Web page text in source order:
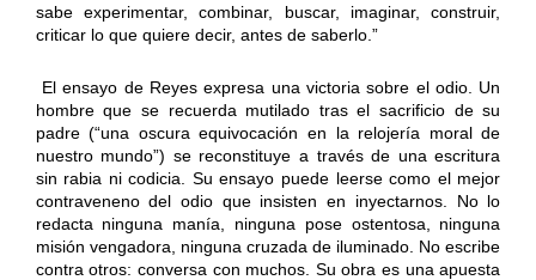
sabe experimentar, combinar, buscar, imaginar, construir,
criticar lo que quiere decir, antes de saberlo.”
El ensayo de Reyes expresa una victoria sobre el odio. Un
hombre que se recuerda mutilado tras el sacrificio de su
padre (“una oscura equivocación en la relojería moral de
nuestro mundo”) se reconstituye a través de una escritura
sin rabia ni codicia. Su ensayo puede leerse como el mejor
contraveneno del odio que insisten en inyectarnos. No lo
redacta ninguna manía, ninguna pose ostentosa, ninguna
misión vengadora, ninguna cruzada de iluminado. No escribe
contra otros: conversa con muchos. Su obra es una apuesta